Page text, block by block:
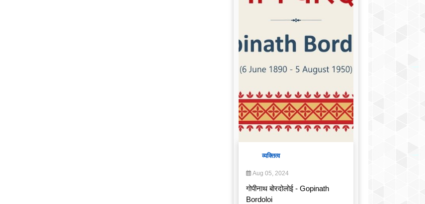
व्यक्तित्व
Aug 05, 2024
गोपीनाथ बोरदोलोई - Gopinath
Bordoloi